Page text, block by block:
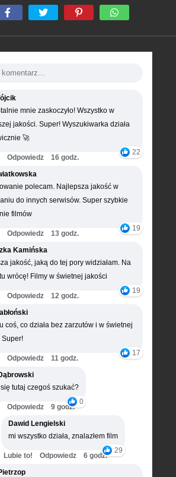
mnie zaskoczyło! Wszystko w
jakości. Super! Wyszukiwarka działa
🚀
22
Odpowiedz
16 godz.
polecam. Najlepsza jakość w
do innych serwisów. Super szybkie
filmów
19
Odpowiedz
13 godz.
Kamińska
jakość, jaką do tej pory widziałam. Na
wrócę! Filmy w świetnej jakości
19
Odpowiedz
12 godz.
coś, co działa bez zarzutów i w świetnej
Super!
17
Odpowiedz
11 godz.
się tutaj czegoś szukać?
0
Odpowiedz
9 godz.
Dawid Lengielski
mi wszystko działa, znalazłem film
29
Lubie to! Odpowiedz
6 godz.